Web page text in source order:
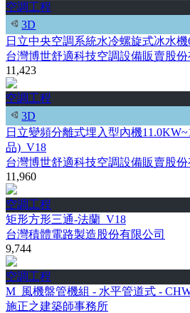
空調工程
3D
日立中央空調系統水冷螺旋式冰水機
台灣博世舒適科技空調設備販賣股份
11,423
空調工程
3D
日立變頻分離式埋入型內機
品)_V18
台灣博世舒適科技空調設備販賣股份
11,960
空調工程
矩形方形三通-法蘭_V18
台灣積體電路製造股份有限公司
9,744
空調工程
M_風機盤管機組 - 水平管道式 -
施正之建築師事務所